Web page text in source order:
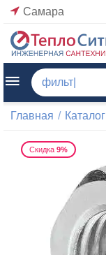
Самара
Главная / Каталог
Скидка 9%